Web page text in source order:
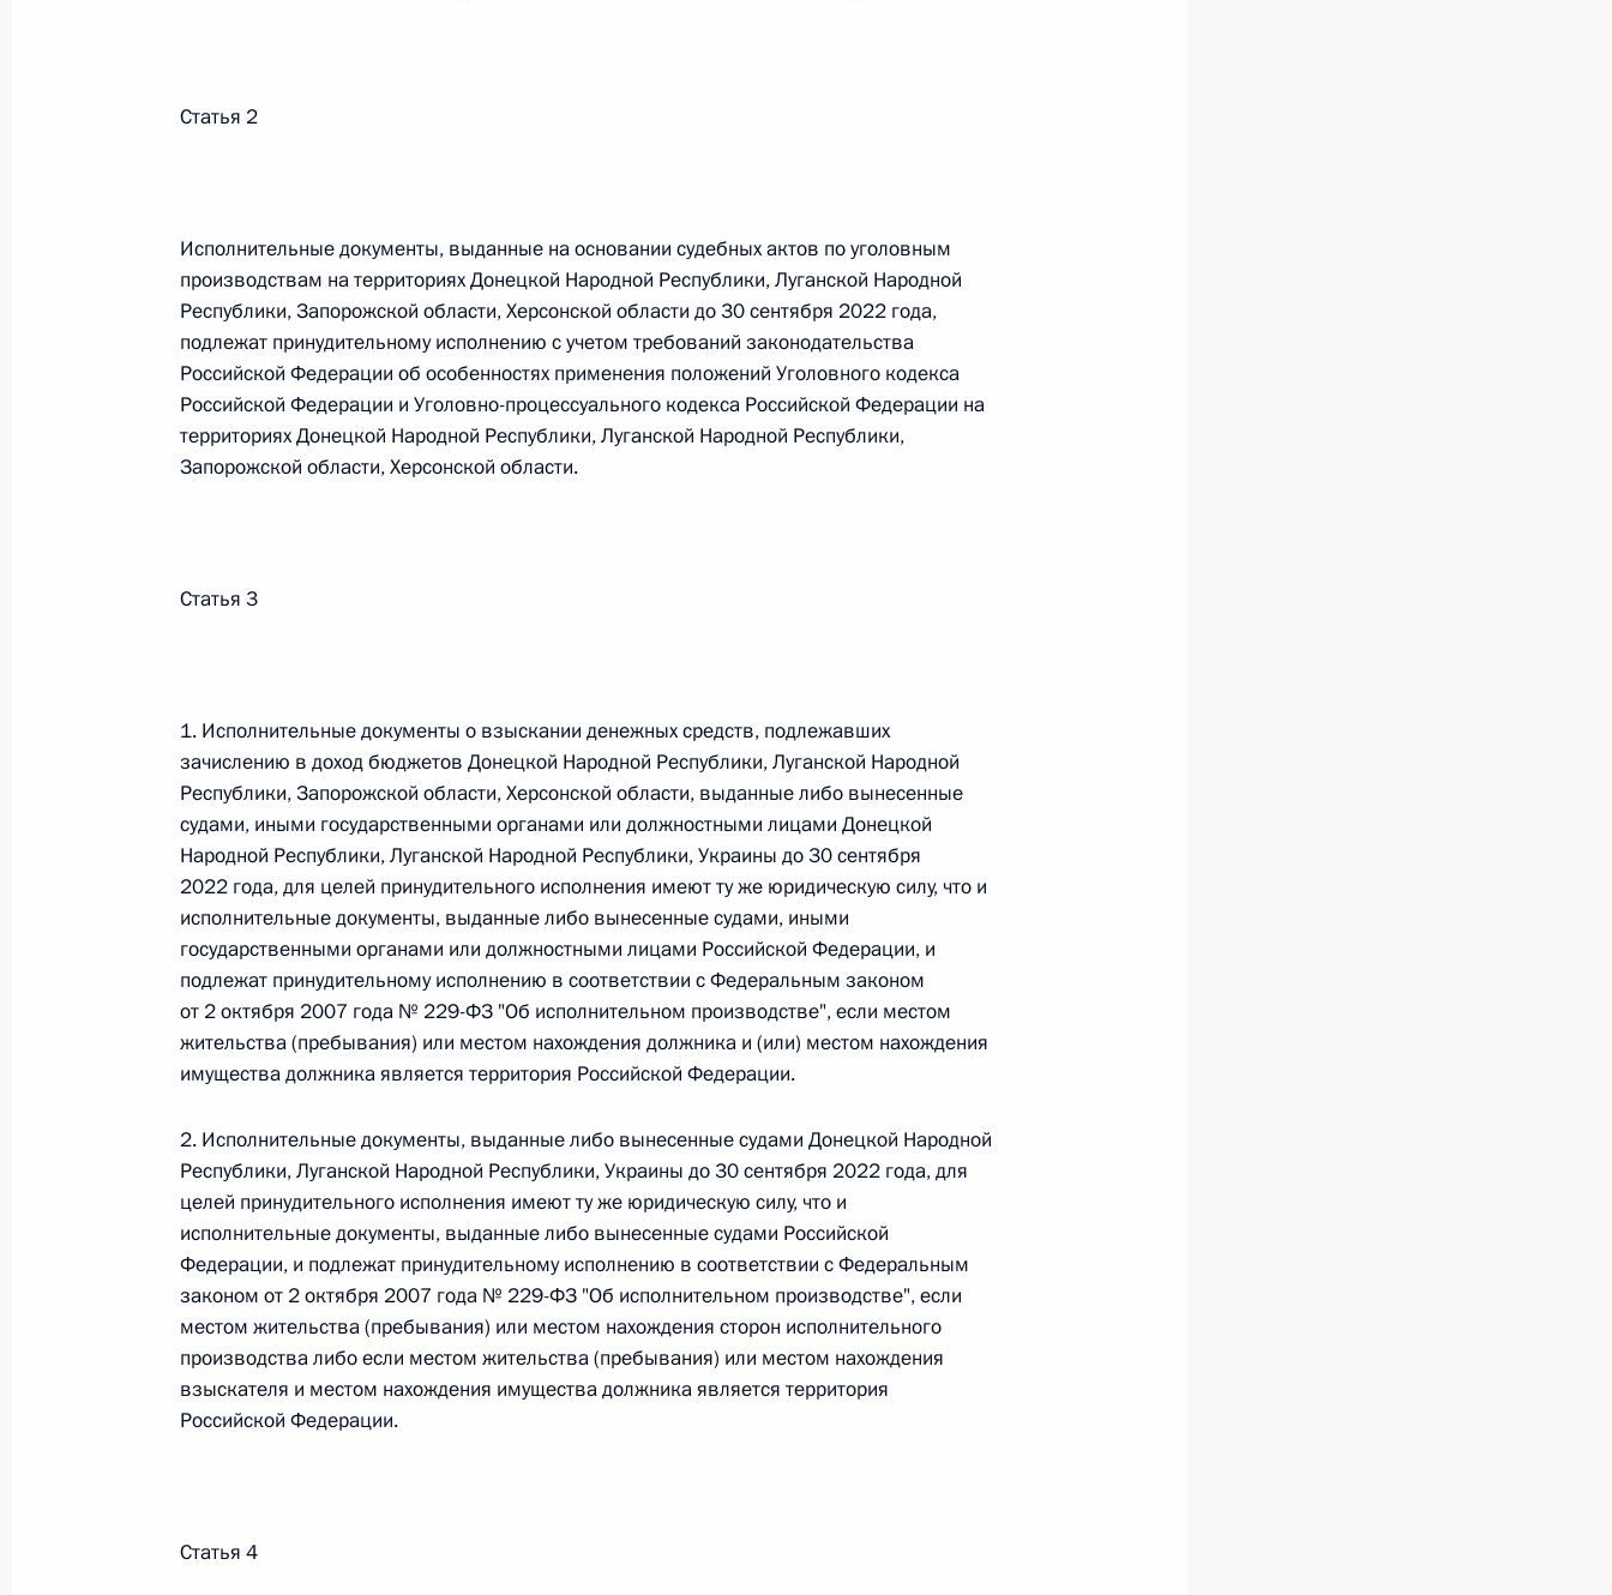
изменений в Федеральный закон „Об актах гражданского состояния“
Федеральный закон от 26.07.2026 г. № 270-ФЗ
О внесении изменения в статью 10 Федерального закона «Об автономных учреждениях»
26 июля 2026 года
Федеральный закон от 26.07.2026 г. № 244-ФЗ
26 июля 2026 года
О внесении изменений в Кодекс внутреннего водного транспорта Российской Федерации и статью 1
Федерального закона «Об обеспечении единства измерений»
26 июля 2026 года
Федеральный закон от 26.07.2026 г. № 250-ФЗ
О внесении изменений в Кодекс Российской Федерации об административных правонарушениях
26 июля 2026 года
О внесении изменения в статью 6 Закона Российской Федерации «О защите прав потребителей»
26 июля 2026 года
Федеральный закон от 26.07.2026 г. № 247-ФЗ
О внесении изменений в статью 9.21 Кодекса Российской Федерации об административных
правонарушениях
26 июля 2026 года
О ратификации Соглашения между Правительством Российской Федерации и Правительством
Статья 2
Исполнительные документы, выданные на основании судебных актов по уголовным
производствам на территориях Донецкой Народной Республики, Луганской Народной
Республики, Запорожской области, Херсонской области до 30 сентября 2022 года,
подлежат принудительному исполнению с учетом требований законодательства
Российской Федерации об особенностях применения положений Уголовного кодекса
Российской Федерации и Уголовно-процессуального кодекса Российской Федерации на
территориях Донецкой Народной Республики, Луганской Народной Республики,
Запорожской области, Херсонской области.
Статья 3
1. Исполнительные документы о взыскании денежных средств, подлежавших
зачислению в доход бюджетов Донецкой Народной Республики, Луганской Народной
Республики, Запорожской области, Херсонской области, выданные либо вынесенные
судами, иными государственными органами или должностными лицами Донецкой
Народной Республики, Луганской Народной Республики, Украины до 30 сентября
2022 года, для целей принудительного исполнения имеют ту же юридическую силу, что и
исполнительные документы, выданные либо вынесенные судами, иными
государственными органами или должностными лицами Российской Федерации, и
подлежат принудительному исполнению в соответствии с Федеральным законом
от 2 октября 2007 года № 229-ФЗ "Об исполнительном производстве", если местом
жительства (пребывания) или местом нахождения должника и (или) местом нахождения
имущества должника является территория Российской Федерации.
2. Исполнительные документы, выданные либо вынесенные судами Донецкой Народной
Республики, Луганской Народной Республики, Украины до 30 сентября 2022 года, для
целей принудительного исполнения имеют ту же юридическую силу, что и
исполнительные документы, выданные либо вынесенные судами Российской
Федерации, и подлежат принудительному исполнению в соответствии с Федеральным
законом от 2 октября 2007 года № 229-ФЗ "Об исполнительном производстве", если
местом жительства (пребывания) или местом нахождения сторон исполнительного
производства либо если местом жительства (пребывания) или местом нахождения
взыскателя и местом нахождения имущества должника является территория
Российской Федерации.
Статья 4